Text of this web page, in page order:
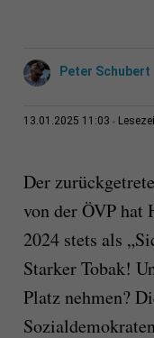
Peter Schubert
13.01.2025 11:03
Der
von der ÖVP
2024 stets als
Starker Tobak!
Platz nehmen?